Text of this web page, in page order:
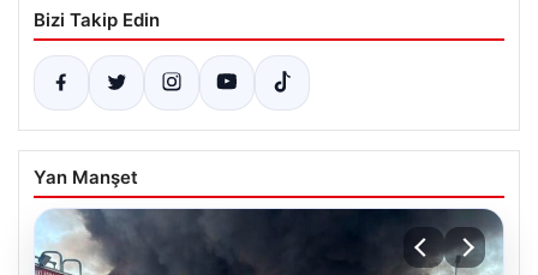
Bizi Takip Edin
Yan Manşet